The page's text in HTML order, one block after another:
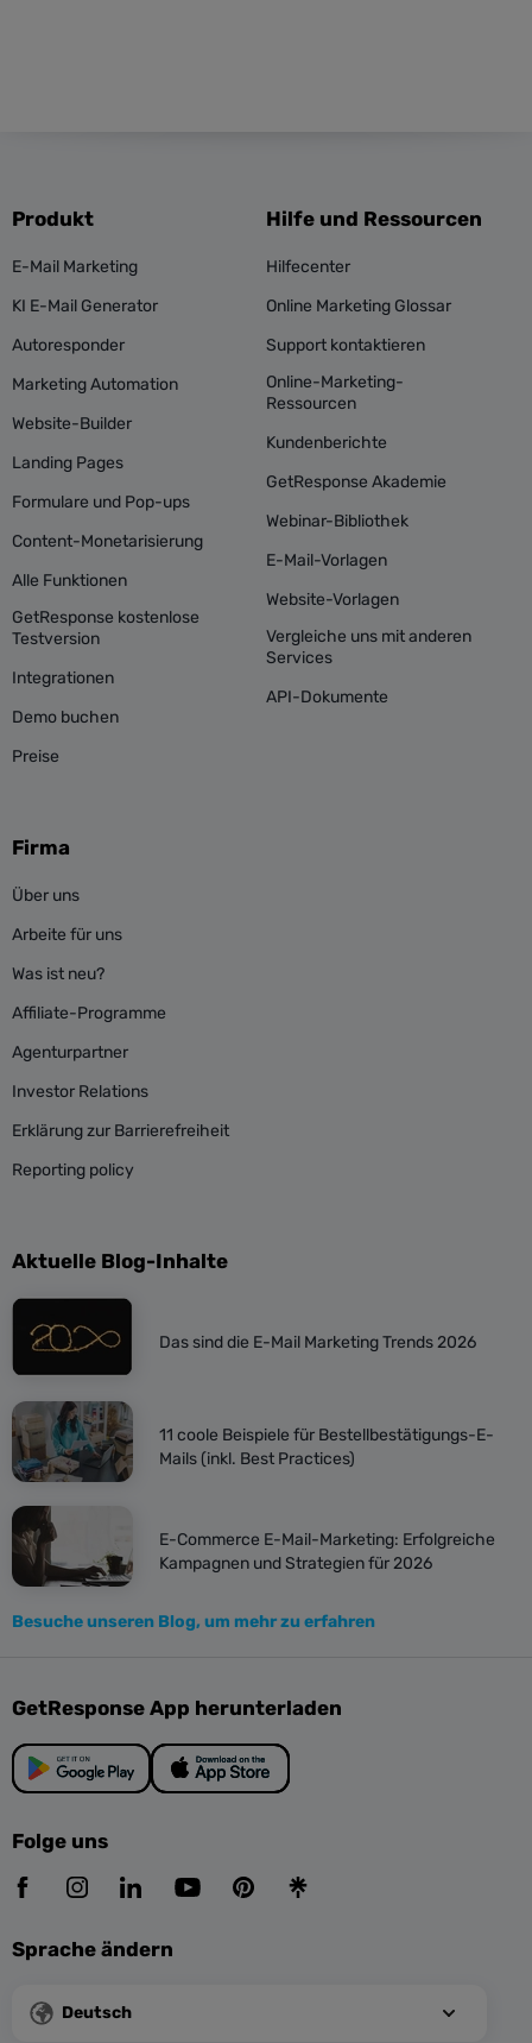
Produkt
E-Mail Marketing
KI E-Mail Generator
Autoresponder
Marketing Automation
Website-Builder
Landing Pages
Formulare und Pop-ups
Content-Monetarisierung
Alle Funktionen
GetResponse kostenlose
Testversion
Integrationen
Demo buchen
Preise
Hilfe und Ressourcen
Hilfecenter
Online Marketing Glossar
Support kontaktieren
Online-Marketing-
Ressourcen
Kundenberichte
GetResponse Akademie
Webinar-Bibliothek
E-Mail-Vorlagen
Website-Vorlagen
Vergleiche uns mit anderen
Services
API-Dokumente
Firma
Über uns
Arbeite für uns
Was ist neu?
Affiliate-Programme
Agenturpartner
Investor Relations
Erklärung zur Barrierefreiheit
Reporting policy
Aktuelle Blog-Inhalte
Das sind die E-Mail Marketing Trends 2026
11 coole Beispiele für Bestellbestätigungs-E-
Mails (inkl. Best Practices)
E-Commerce E-Mail-Marketing: Erfolgreiche
Kampagnen und Strategien für 2026
Besuche unseren Blog, um mehr zu erfahren
GetResponse App herunterladen
Folge uns
Sprache ändern
Deutsch